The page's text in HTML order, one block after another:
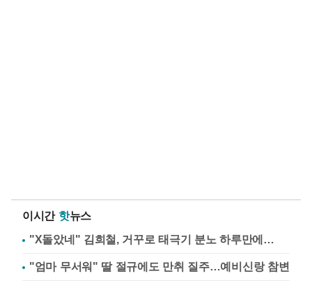
이시간 핫뉴스
"X돌았네" 김희철, 거꾸로 태극기 분노 하루만에…
"엄마 무서워" 딸 절규에도 만취 질주…예비신랑 참변